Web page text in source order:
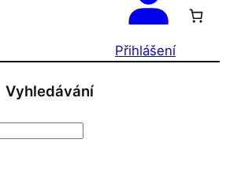
Přihlášení
Vyhledávání